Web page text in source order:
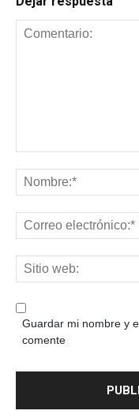
Guardar mi nombre y
comente